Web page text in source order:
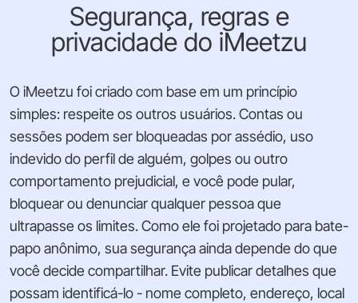
Segurança, regras e
privacidade do iMeetzu
O iMeetzu foi criado com base em um princípio
simples: respeite os outros usuários. Contas ou
sessões podem ser bloqueadas por assédio, uso
indevido do perfil de alguém, golpes ou outro
comportamento prejudicial, e você pode pular,
bloquear ou denunciar qualquer pessoa que
ultrapasse os limites. Como ele foi projetado para bate-
papo anônimo, sua segurança ainda depende do que
você decide compartilhar. Evite publicar detalhes que
possam identificá-lo - nome completo, endereço, local